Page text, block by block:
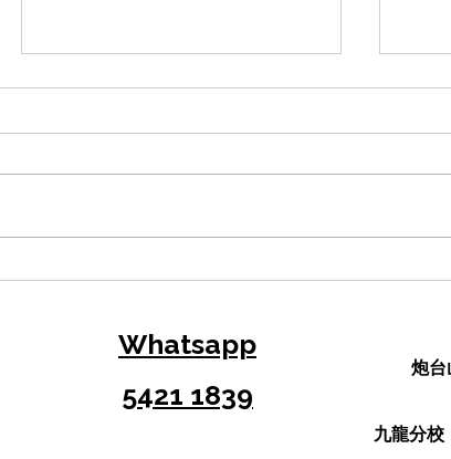
Whatsapp
5421 1839
炮台
九龍分校